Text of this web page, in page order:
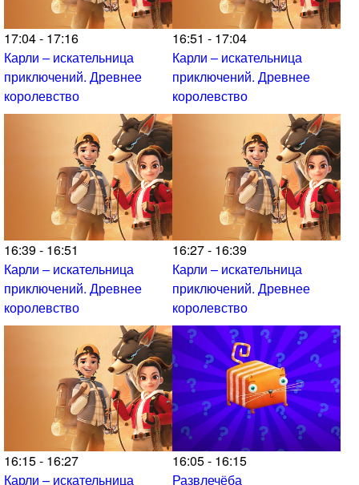
17:04 - 17:16
Карли – искательница
приключений. Древнее
королевство
16:51 - 17:04
Карли – искательница
приключений. Древнее
королевство
16:39 - 16:51
Карли – искательница
приключений. Древнее
королевство
16:27 - 16:39
Карли – искательница
приключений. Древнее
королевство
16:15 - 16:27
Карли – искательница
16:05 - 16:15
Развлечёба